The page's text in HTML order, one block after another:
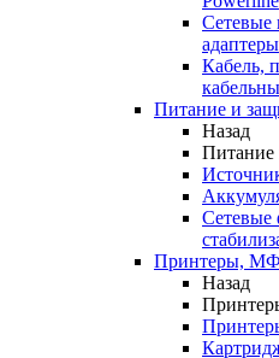
Сетевые
адаптеры
Кабель,
Питание и
Назад
Питание
Сетевые
Принтеры,
Назад